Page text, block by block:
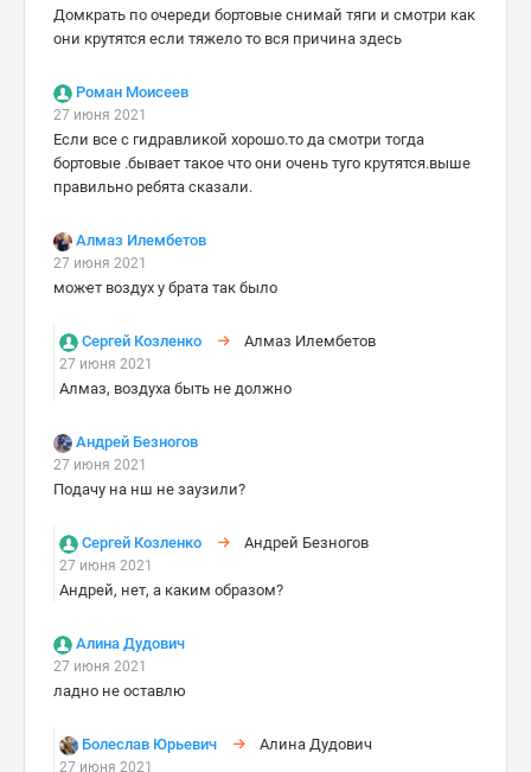
Домкрать по очереди бортовые снимай тяги и смотри как
они крутятся если тяжело то вся причина здесь
Роман Моисеев
27 июня 2021
Если все с гидравликой хорошо.то да смотри тогда
бортовые .бывает такое что они очень туго крутятся.выше
правильно ребята сказали.
Алмаз Илембетов
27 июня 2021
можҽт воздух у брата так было
Сергей Козленко Алмаз Илембетов
27 июня 2021
Алмаз, воздуха быть не должно
Андрей Безногов
27 июня 2021
Подачу на нш не заузили?
Сергей Козленко Андрей Безногов
27 июня 2021
Андрей, нет, а каким образом?
Алина Дудович
27 июня 2021
ладно не оставлю
Болеслав Юрьевич Алина Дудович
27 июня 2021